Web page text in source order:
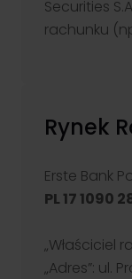
obsługa procesu.
Nasze
Zacznij od
wszystko w
Blog NS
Securities
rachunku
Rynek
Erste Bank
PL 17 1090
„Właściciel
„Adres”: ul.